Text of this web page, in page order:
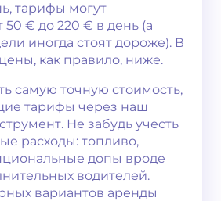
тарифы могут
50 € до 220 € в день (а
иногда стоят дороже). В
как правило, ниже.
самую точную стоимость,
тарифы через наш
Не забудь учесть
расходы: топливо,
допы вроде
водителей.
вариантов аренды